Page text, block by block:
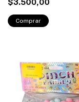
$3.500,00